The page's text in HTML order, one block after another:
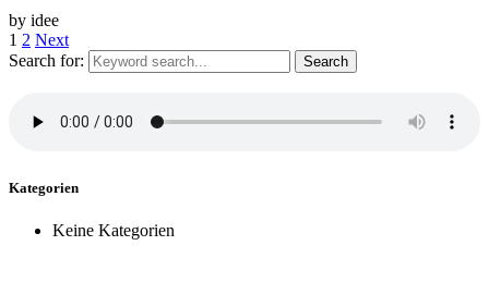
by idee
1 2 Next
Search for:
Kategorien
Keine Kategorien